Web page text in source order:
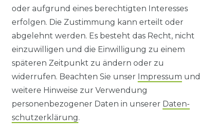
WIDERRUFS­FORMULAR
HINWEISE ZUR BATTERIEENTSORGUNG
IMPRESSUM
AGB UND KUNDENINFORMATIONEN
DATENSCHUTZERKLÄRUNG
oder aufgrund eines berechtigten Interesses
erfolgen. Die Zustimmung kann erteilt oder
abgelehnt werden. Es besteht das Recht, nicht
einzuwilligen und die Einwilligung zu einem
späteren Zeitpunkt zu ändern oder zu
widerrufen. Beachten Sie unser Impressum und
weitere Hinweise zur Verwendung
personenbezogener Daten in unserer Daten­
schutz­erklärung.